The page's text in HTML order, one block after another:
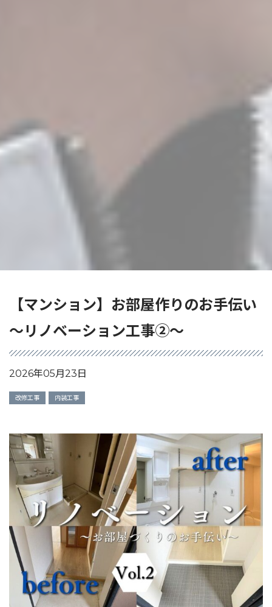
【マンション】お部屋作りのお手伝い
～リノベーション工事②～
2026年05月23日
改修工事 内装工事